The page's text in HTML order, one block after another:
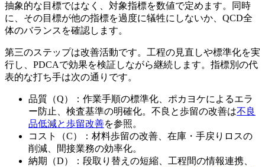
抽象的な目標ではなく、対象指標を数値で定めます。同時
に、その目標が他の指標を過度に犠牲にしないか、QCD全
体のバランスを確認します。
第三のステップは改善活動です。工程の見直しや標準化を実
行し、PDCAで効果を検証しながら継続します。指標別の代
表的な打ち手は次の通りです。
品質（Q）：作業手順の標準化、ポカヨケによるエラ
ー防止、検査基準の明確化。不良と歩留の改善は不良
品低減と歩留改善を参照。
コスト（C）：材料歩留の改善、在庫・手戻りロスの
削減、間接業務の効率化。
納期（D）：段取り替えの短縮、工程間の情報連携、